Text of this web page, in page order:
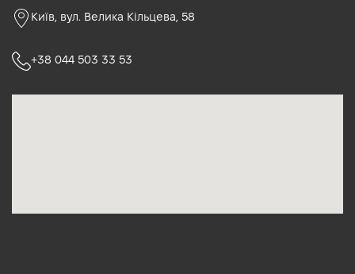
Київ, вул. Велика Кільцева, 58
+38 044 503 33 53